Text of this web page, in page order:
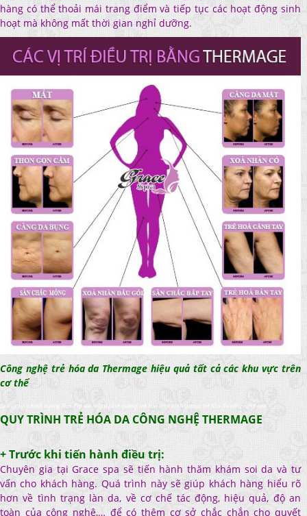
hàng có thể thoải mái trang điểm và tiếp tục các hoạt động sinh
hoạt mà không mất thời gian nghỉ dưỡng.
Công nghệ trẻ hóa da Thermage hiệu quả tất cả các khu vực trên
cơ thể
Spa uy tin o binh duong, làm đep da mặt ở bình dương, trẻ hóa da ở bình dương, trẻ hóa da công nghệ cao
QUY TRÌNH TRẺ HÓA DA CÔNG NGHỆ THERMAGE
+ Trước khi tiến hành điều trị:
Chuyên gia tại Grace spa sẽ tiến hành thăm khám soi da và tư
vấn cho khách hàng. Quá trình này sẽ giúp khách hàng hiểu rõ
hơn về tình trạng làn da, về cơ chế tác động, hiệu quả, độ an
toàn của công nghệ,… để có thêm cơ sở chắc chắn cho quyết